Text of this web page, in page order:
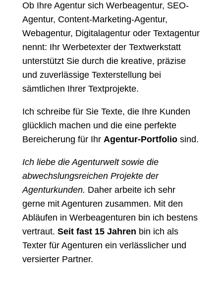
Ob Ihre Agentur sich Werbeagentur, SEO-
Agentur, Content-Marketing-Agentur,
Webagentur, Digitalagentur oder Textagentur
nennt: Ihr Werbetexter der Textwerkstatt
unterstützt Sie durch die kreative, präzise
und zuverlässige Texterstellung bei
sämtlichen Ihrer Textprojekte.
Ich schreibe für Sie Texte, die Ihre Kunden
glücklich machen und die eine perfekte
Bereicherung für Ihr Agentur-Portfoliosind.
Ich liebe die Agenturwelt sowie die
abwechslungsreichen Projekte der
Agenturkunden. Daher arbeite ich sehr
gerne mit Agenturen zusammen. Mit den
Abläufen in Werbeagenturen bin ich bestens
vertraut. Seit fast 15 Jahren bin ich als
Texter für Agenturen ein verlässlicher und
versierter Partner.